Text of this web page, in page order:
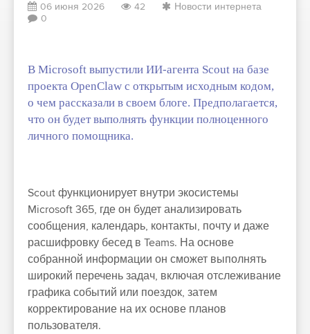
06 июня 2026 42
Новости интернета
0
В Microsoft выпустили ИИ-агента Scout на базе
проекта OpenClaw с открытым исходным кодом,
о чем рассказали в своем блоге. Предполагается,
что он будет выполнять функции полноценного
личного помощника.
Scout функционирует внутри экосистемы
Microsoft 365, где он будет анализировать
сообщения, календарь, контакты, почту и даже
расшифровку бесед в Teams. На основе
собранной информации он сможет выполнять
широкий перечень задач, включая отслеживание
графика событий или поездок, затем
корректирование на их основе планов
пользователя.